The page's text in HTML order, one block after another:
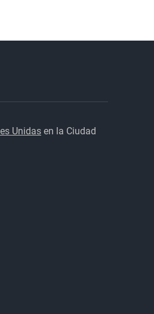
Unidas en la Ciudad